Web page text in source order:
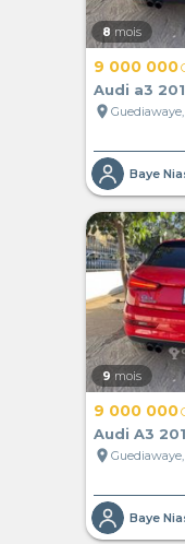
8 mois
9 000 000
Audi a3
location_on
Baye
9 mois
9 000 000
Audi A3
location_on
Baye